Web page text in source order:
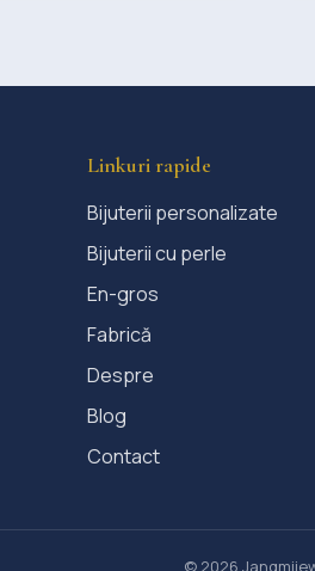
Linkuri rapide
Bijuterii personalizate
Bijuterii cu perle
En-gros
Fabrică
Despre
Blog
Contact
© 2026